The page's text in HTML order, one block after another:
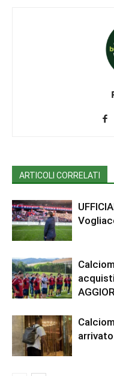
ARTICOLI CORRELATI